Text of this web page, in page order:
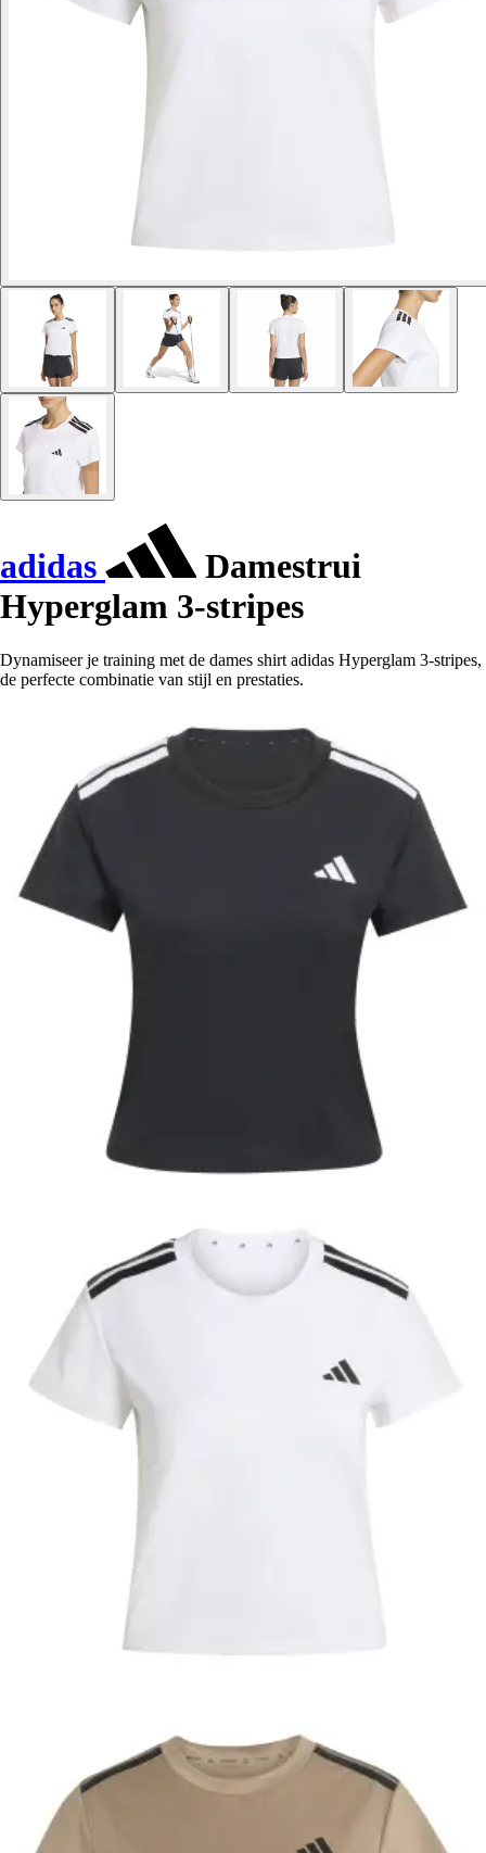
adidas
Damestrui
Hyperglam 3-stripes
Dynamiseer je training met de dames shirt adidas Hyperglam 3-stripes,
de perfecte combinatie van stijl en prestaties.